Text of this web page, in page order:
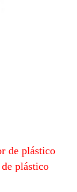
de plástico
plástico